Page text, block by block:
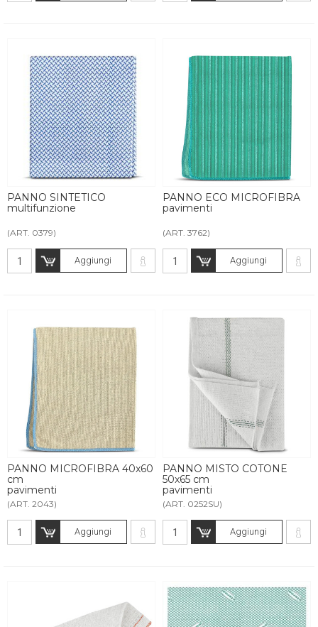
PANNO SINTETICO
multifunzione
(ART. 0379)
Aggiungi
PANNO ECO MICROFIBRA
pavimenti
(ART. 3762)
Aggiungi
PANNO MICROFIBRA 40x60
cm
pavimenti
(ART. 2043)
Aggiungi
PANNO MISTO COTONE
50x65 cm
pavimenti
(ART. 0252SU)
Aggiungi